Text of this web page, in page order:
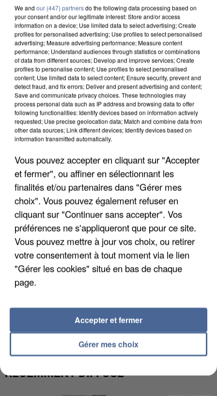
UN SECOND CADRE DE LA DZ MAFIA
INTERPELLÉ EN ALGÉRIE
UNE TOURISTE DE L’OISE EMPORTÉE PAR UNE
COULÉE DE BOUE EN HAUTE-SAVOIE
RÉCEMMENT DIFFUSÉ
We and our (447) partnersdo the following data processing based on
your consent and/or our legitimate interest: Store and/or access
information on a device; Use limited data to select advertising; Create
profiles for personalised advertising; Use profiles to select personalised
advertising; Measure advertising performance; Measure content
performance; Understand audiences through statistics or combinations
of data from different sources; Develop and improve services; Create
profiles to personalise content; Use profiles to select personalised
content; Use limited data to select content; Ensure security, prevent and
detect fraud, and fix errors; Deliver and present advertising and content;
Save and communicate privacy choices. These technologies may
process personal data such as IP address and browsing data to offer
following functionalities: Identify devices based on information actively
requested; Use precise geolocation data; Match and combine data from
other data sources; Link different devices; Identify devices based on
information transmitted automatically.
Vous pouvez accepter en cliquant sur "Accepter
et fermer", ou affiner en sélectionnant les
finalités et/ou partenaires dans "Gérer mes
choix". Vous pouvez également refuser en
cliquant sur "Continuer sans accepter". Vos
préférences ne s'appliqueront que pour ce site.
Vous pouvez mettre à jour vos choix, ou retirer
votre consentement à tout moment via le lien
"Gérer les cookies" situé en bas de chaque
page.
Gérer mes choix
Accepter et fermer